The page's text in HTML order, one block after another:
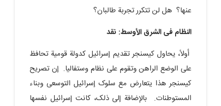
عنها؟ هل لن تتکرر تجربة طالبان؟
النظام فی الشرق الأوسط: نقد
أولاً، یحاول کیسنجر تقدیم إسرائیل کدولة قومیة تحافظ
على الوضع الراهن وتقوم على نظام وستفالیا. إن تصریح
کیسنجر هذا یتعارض مع سلوک إسرائیل التوسعی وبناء
المستوطنات. بالإضافة إلى ذلک، کانت إسرائیل نفسها